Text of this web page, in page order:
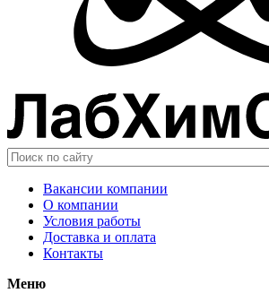
Вакансии компании
О компании
Условия работы
Доставка и оплата
Контакты
Меню